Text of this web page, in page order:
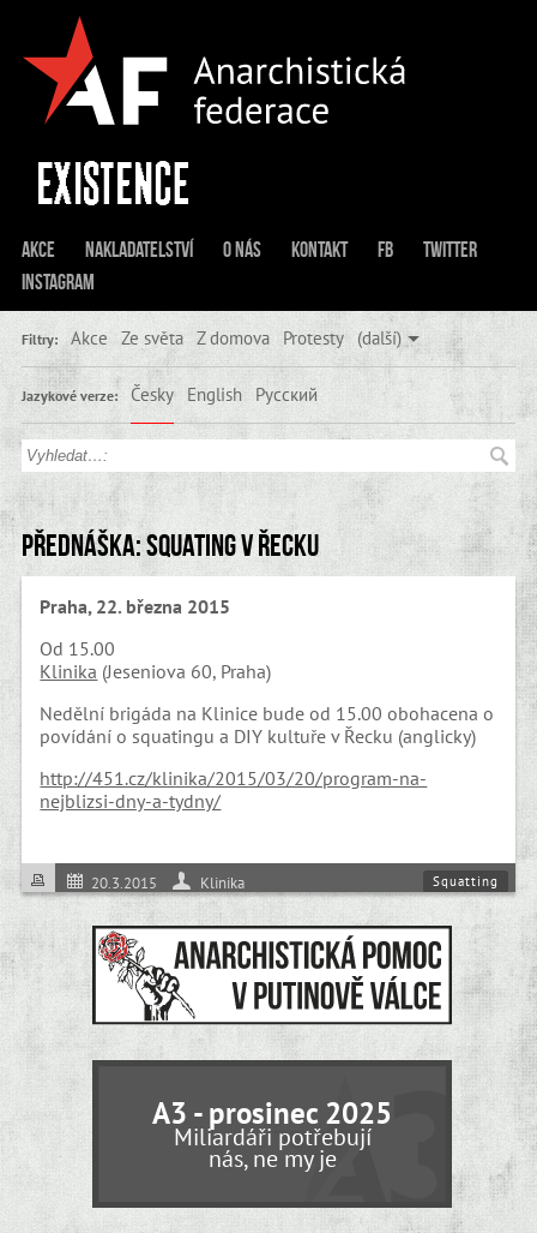
Akce Nakladatelství O nás Kontakt FB
Twitter
Instagram
Filtry: Akce Ze světa Z domova Protesty (další)
Jazykové verze: Česky English Русский
Přednáška: Squating v Řecku
Praha, 22. března 2015
Od 15.00
Klinika (Jeseniova 60, Praha)
Nedělní brigáda na Klinice bude od 15.00 obohacena o
povídání o squatingu a DIY kultuře v Řecku (anglicky)
http://451.cz/klinika/2015/03/20/program-na-
nejblizsi-dny-a-tydny/
20.3.2015 Klinika Squatting
A3 - prosinec 2025
Miliardáři potřebují
nás, ne my je